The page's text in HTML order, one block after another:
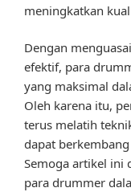
meningkatkan
Dengan
efektif, para
yang maksimal
Oleh karena itu,
terus melatih
dapat
Semoga artikel ini
para drummer